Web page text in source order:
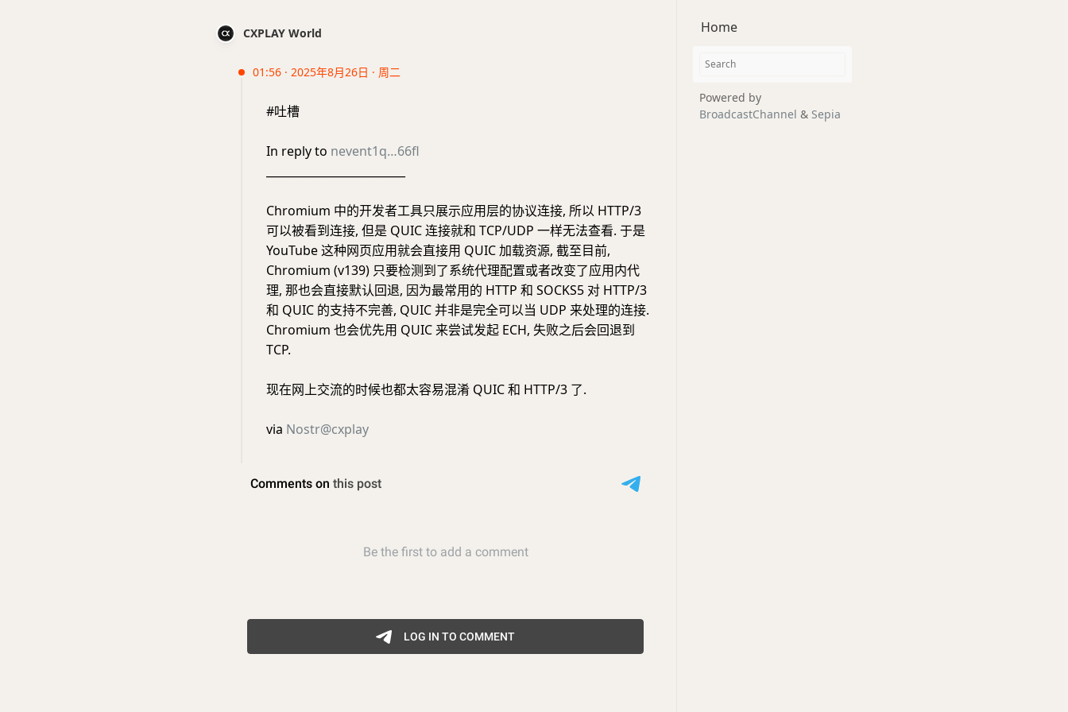
CXPLAY World
01:56 · 2025年8月26日 · 周二
#吐槽
In reply to nevent1q…66fl
Chromium 中的开发者工具只展示应用层的协议连接, 所以 HTTP/3
可以被看到连接, 但是 QUIC 连接就和 TCP/UDP 一样无法查看. 于是
YouTube 这种网页应用就会直接用 QUIC 加载资源, 截至目前,
Chromium (v139) 只要检测到了系统代理配置或者改变了应用内代
理, 那也会直接默认回退, 因为最常用的 HTTP 和 SOCKS5 对 HTTP/3
和 QUIC 的支持不完善, QUIC 并非是完全可以当 UDP 来处理的连接.
Chromium 也会优先用 QUIC 来尝试发起 ECH, 失败之后会回退到
TCP.
现在网上交流的时候也都太容易混淆 QUIC 和 HTTP/3 了.
via Nostr@cxplay
Home
Powered by
BroadcastChannel & Sepia